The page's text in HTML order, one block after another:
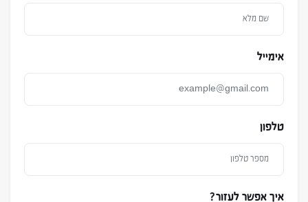
אימייל
טלפון
איך אפשר לעזור?